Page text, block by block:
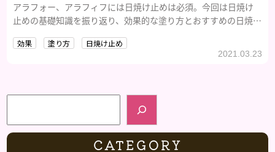
アラフォー、アラフィフには日焼け止めは必須。今回は日焼け
止めの基礎知識を振り返り、効果的な塗り方とおすすめの日焼け
効果 塗り方 日焼け止め
2021.03.23
検索
CATEGORY